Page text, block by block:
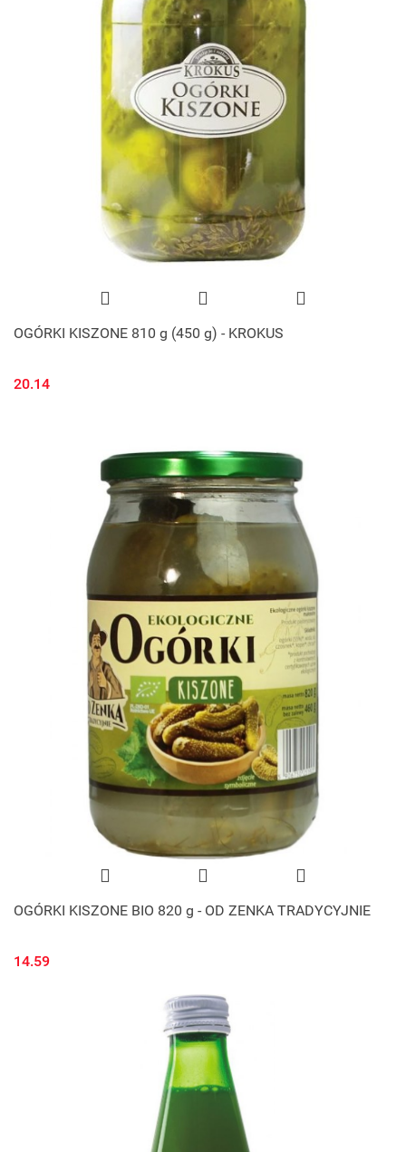
OGÓRKI KISZONE 810 g (450 g) - KROKUS
20.14
OGÓRKI KISZONE BIO 820 g - OD ZENKA TRADYCYJNIE
14.59